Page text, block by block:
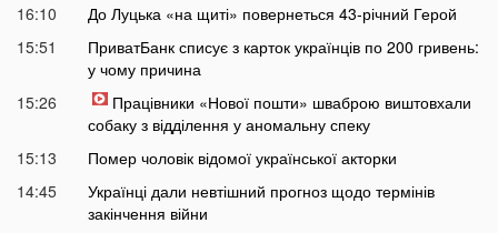
16:10
До Луцька «на щиті» повернеться 43-річний Герой
15:51
ПриватБанк списує з карток українців по 200 гривень:
у чому причина
15:26
Працівники «Нової пошти» шваброю виштовхали
собаку з відділення у аномальну спеку
15:13
Помер чоловік відомої української акторки
14:45
Українці дали невтішний прогноз щодо термінів
закінчення війни